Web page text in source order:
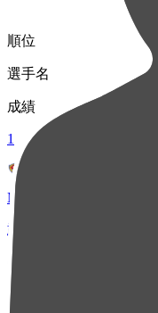
順位
選手名
成績
1
MF 8
武田 英寿
40
2